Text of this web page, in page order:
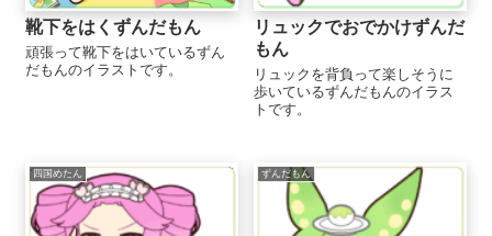
靴下をはくずんだもん
頑張って靴下をはいているずん
だもんのイラストです。
リュックでおでかけずんだ
もん
リュックを背負って楽しそうに
歩いているずんだもんのイラス
トです。
四国めたん ずんだもん